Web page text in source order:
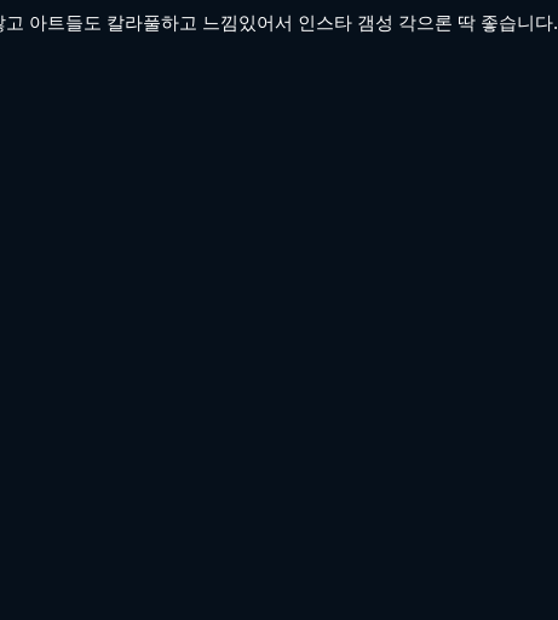
아트들도 칼라풀하고 느낌있어서 인스타 갬성 각으론 딱 좋습니다.